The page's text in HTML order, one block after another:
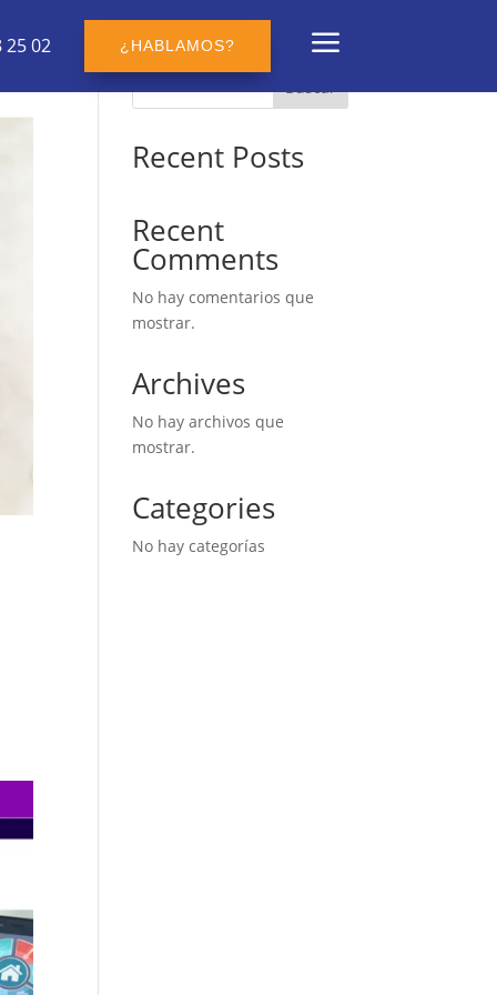
25 02 ¿HABLAMOS? a
Recent Posts
Recent
Comments
No hay comentarios que
mostrar.
Archives
No hay archivos que
mostrar.
Categories
No hay categorías